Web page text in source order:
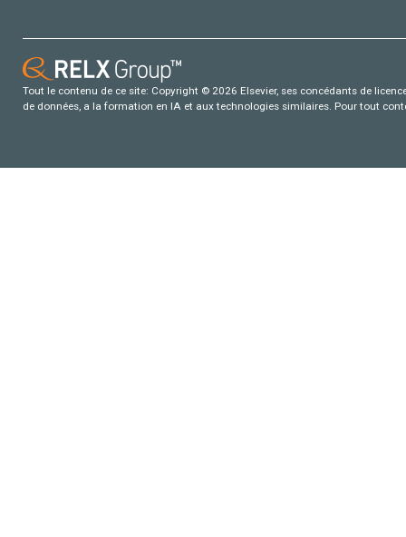
Tout le contenu de ce site: Copyright © 2026 Elsevier, ses concédants de
de données, a la formation en IA et aux technologies similaires. Pour tout